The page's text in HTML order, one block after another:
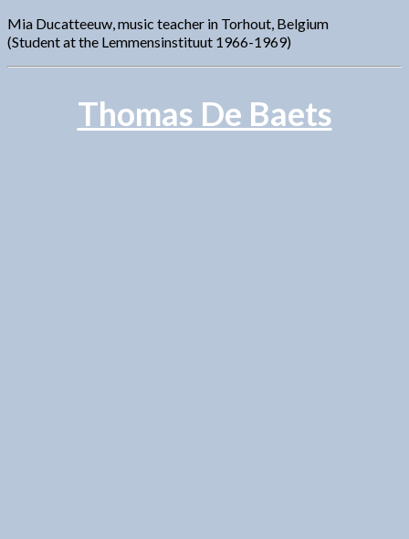
Mia Ducatteeuw, music teacher in Torhout, Belgium
(Student at the Lemmensinstituut 1966-1969)
Thomas De Baets